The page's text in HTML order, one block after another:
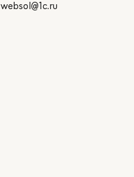
websol@1c.ru